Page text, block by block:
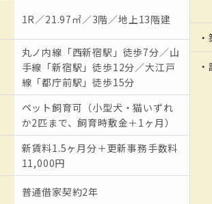
1R／21.97㎡／3階／地上13階建
丸ノ内線「西新宿駅」徒歩7分／山
手線「新宿駅」徒歩12分／大江戸
線「都庁前駅」徒歩15分
ペット飼育可（小型犬・猫いずれ
か2匹まで、飼育時敷金＋1ヶ月）
新賃料1.5ヶ月分＋更新事務手数料
11,000円
普通借家契約2年